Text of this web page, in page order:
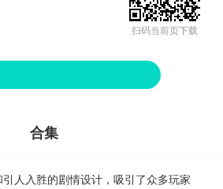
扫码当前页下载
合集
人入胜的剧情设计，吸引了众多玩家